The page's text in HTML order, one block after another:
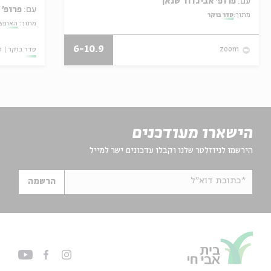
מתוך:סדר בוקר
zoom
6-10.9
עם: פרופ'
מתוך:
סדר בוקר
הישארו מעודכנים
הירשמו לניוזלטר שלנו וקבלו עדכונים ישר למייל
*כתובת דוא"ל הרשמה